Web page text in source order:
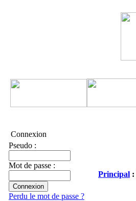
Connexion
Pseudo :
Mot de passe :
Perdu le mot de passe ?
Principal :